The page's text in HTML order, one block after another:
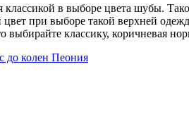
классикой в выборе цвета шубы.
при выборе такой верхней
классику, коричневая